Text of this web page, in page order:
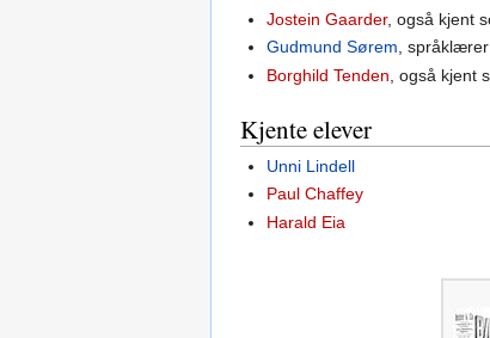
Jostein Gaarder, også kjent
Gudmund Sørem,
Borghild Tenden , også kjent
Kjente elever
Unni Lindell
Paul Chaffey
Harald Eia